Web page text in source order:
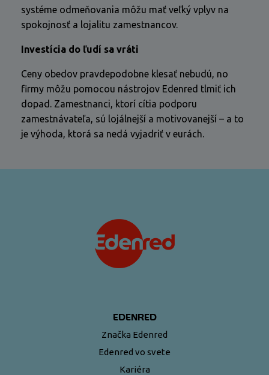
systéme odmeňovania môžu mať veľký vplyv na
spokojnosť a lojalitu zamestnancov.
Investícia do ľudí sa vráti
Ceny obedov pravdepodobne klesať nebudú, no
firmy môžu pomocou nástrojov Edenred tlmiť ich
dopad. Zamestnanci, ktorí cítia podporu
zamestnávateľa, sú lojálnejší a motivovanejší – a to
je výhoda, ktorá sa nedá vyjadriť v eurách.
EDENRED
Značka Edenred
Edenred vo svete
Kariéra